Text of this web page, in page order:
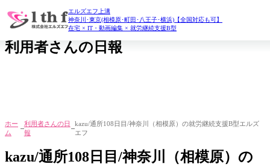
エルズエフ上溝
神奈川･東京(相模原･町田･八王子･横浜)【全国対応も可】
在宅 × IT・動画編集 × 就労継続支援B型
daily report
利用者さんの日報
ホー
ム
利用者さんの日
報
kazu/通所108日目/神奈川（相模原）の就労継続支援B型エルズ
エフ
kazu/通所108日目/神奈川（相模原）の